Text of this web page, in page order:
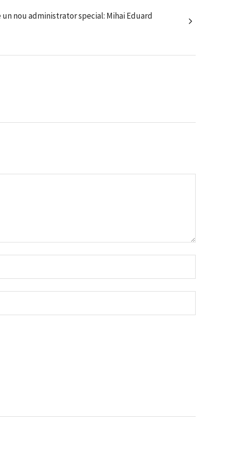
un nou administrator special: Mihai Eduard